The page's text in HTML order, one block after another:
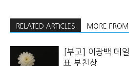
RELATED ARTICLES MORE
[부고] 이광백 데
표 부친상